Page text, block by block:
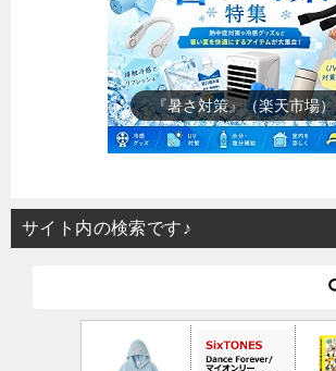
『暑さ対策』（楽天市場）
サイト内の検索です♪